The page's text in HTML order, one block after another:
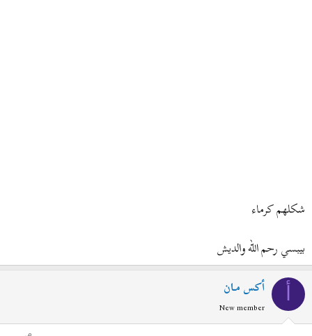
شكلهم كرماء
بيبسي رحم الله والديش
أكس مـان
New member